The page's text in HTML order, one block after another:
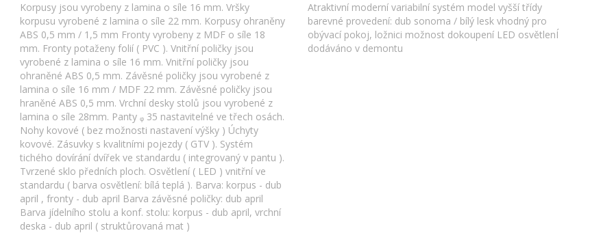
Korpusy jsou vyrobeny z lamina o síle 16 mm. Vršky
korpusu vyrobené z lamina o síle 22 mm. Korpusy ohraněny
ABS 0,5 mm / 1,5 mm Fronty vyrobeny z MDF o síle 18
mm. Fronty potaženy folií ( PVC ). Vnitřní poličky jsou
vyrobené z lamina o síle 16 mm. Vnitřní poličky jsou
ohraněné ABS 0,5 mm. Závěsné poličky jsou vyrobené z
lamina o síle 16 mm / MDF 22 mm. Závěsné poličky jsou
hraněné ABS 0,5 mm. Vrchní desky stolů jsou vyrobené z
lamina o síle 28mm. Panty ᵩ 35 nastavitelné ve třech osách.
Nohy kovové ( bez možnosti nastavení výšky ) Úchyty
kovové. Zásuvky s kvalitními pojezdy ( GTV ). Systém
tichého dovírání dvířek ve standardu ( integrovaný v pantu ).
Tvrzené sklo předních ploch. Osvětlení ( LED ) vnitřní ve
standardu ( barva osvětlení: bílá teplá ). Barva: korpus - dub
april , fronty - dub april Barva závěsné poličky: dub april
Barva jídelního stolu a konf. stolu: korpus - dub april, vrchní
deska - dub april ( struktůrovaná mat )
Atraktivní moderní variabilní systém model vyšší třídy
barevné provedení: dub sonoma / bílý lesk vhodný pro
obývací pokoj, ložnici možnost dokoupení LED osvětlenÍ
dodáváno v demontu